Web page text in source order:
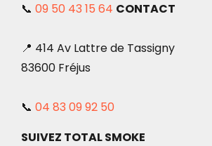
📞 09 50 43 15 64 CONTACT
📍 414 Av Lattre de Tassigny
83600 Fréjus
📞 04 83 09 92 50
SUIVEZ TOTAL SMOKE